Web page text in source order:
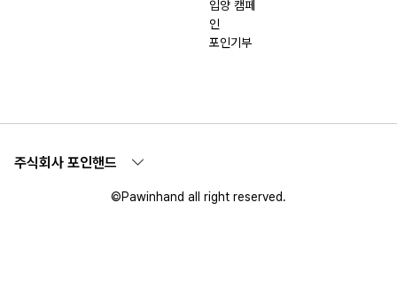
입양 캠페
인
포인기부
주식회사 포인핸드
©Pawinhand all right reserved.